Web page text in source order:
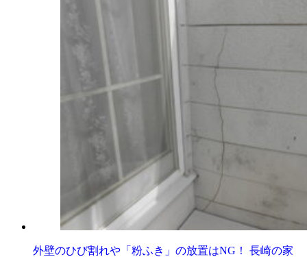
外壁のひび割れや「粉ふき」の放置はNG！ 長崎の家